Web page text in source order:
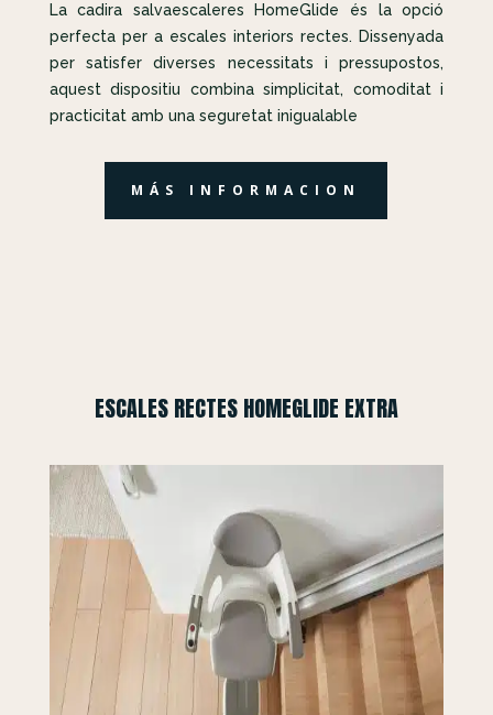
La cadira salvaescaleres HomeGlide és la opció
perfecta per a escales interiors rectes. Dissenyada
per satisfer diverses necessitats i pressupostos,
aquest dispositiu combina simplicitat, comoditat i
practicitat amb una seguretat inigualable
MÁS INFORMACION
ESCALES RECTES HOMEGLIDE EXTRA